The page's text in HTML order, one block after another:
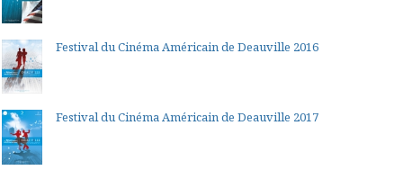
Festival du Cinéma Américain de Deauville 2016
Festival du Cinéma Américain de Deauville 2017